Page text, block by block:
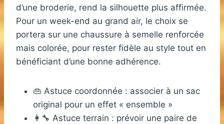
d’une broderie, rend la silhouette plus affirmée.
Pour un week-end au grand air, le choix se
portera sur une chaussure à semelle renforcée
mais colorée, pour rester fidèle au style tout en
bénéficiant d’une bonne adhérence.
👜 Astuce coordonnée : associer à un sac
original pour un effet « ensemble »
👩‍🔧 Astuce terrain : prévoir une paire de